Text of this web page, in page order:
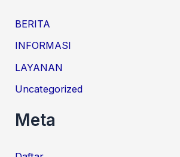
BERITA
INFORMASI
LAYANAN
Uncategorized
Meta